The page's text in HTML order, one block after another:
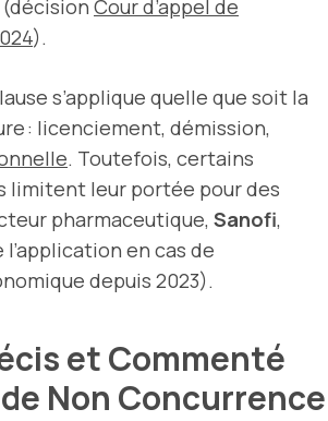
Cour d’appel de
).
s’applique quelle que soit la
: licenciement, démission,
. Toutefois, certains
limitent leur portée pour des
pharmaceutique, Sanofi,
en cas de
depuis 2023).
et Commenté
Non Concurrence